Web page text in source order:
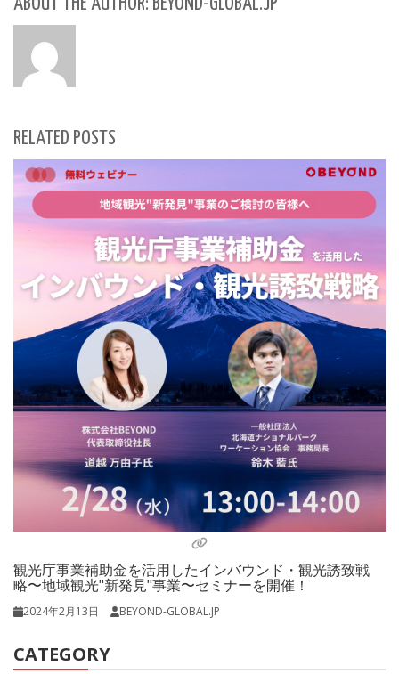
ABOUT THE AUTHOR: BEYOND-GLOBAL.JP
RELATED POSTS
観光庁事業補助金を活用したインバウンド・観光誘致戦
略〜地域観光"新発見"事業〜セミナーを開催！
2024年2月13日 BEYOND-GLOBAL.JP
CATEGORY